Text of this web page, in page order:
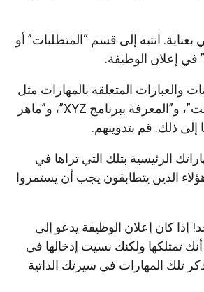
انتبه إلى قسم “المتطلبات” أو
في إعلان الوظيفة.
والعبارات المتعلقة بالمهارات مثل
“الإدارة الدقيقة للوقت”، و”المعرفة ببرنامج XYZ”، و”ماهر
الرئيسية بتلك التي تراها في
الذين يتطابقون يجب أن يستمروا
إذا كان إعلان الوظيفة يدعو إلى
تمتلكها ولكنك نسيت إدخالها في
تلك المهارات في سيرتك الذاتية